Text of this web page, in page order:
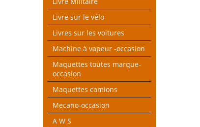
Livre sur le vélo
Livres sur les voitures
Machine à vapeur -occasion
Maquettes toutes marque-
occasion
Maquettes camions
Mecano-occasion
A W S